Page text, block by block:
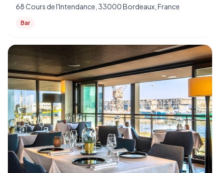
68 Cours de l'Intendance, 33000 Bordeaux, France
Bar